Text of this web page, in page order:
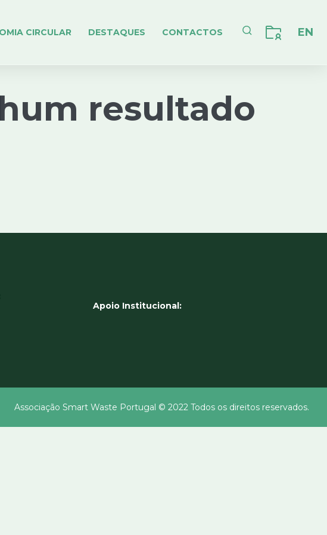
CIRCULAR DESTAQUES CONTACTOS EN
resultado
Apoio Institucional:
Associação Smart Waste Portugal © 2022 Todos os direitos reservados.